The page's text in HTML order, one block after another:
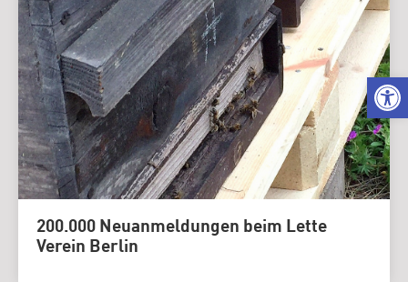
200.000 Neuanmeldungen beim Lette
Verein Berlin